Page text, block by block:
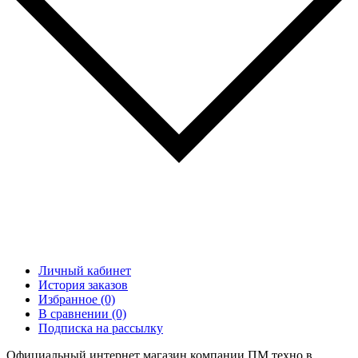
Личный кабинет
История заказов
Избранное (0)
В сравнении (0)
Подписка на рассылку
Официальный интернет магазин компании ПМ техно в